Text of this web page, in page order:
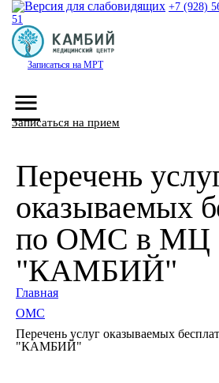
+7 (928)
51
Записаться на МРТ
menu
Записаться на прием
Перечень
оказываемых
по ОМС в МЦ
"КАМБИЙ"
Главная
ОМС
Перечень услуг оказываемых
"КАМБИЙ"